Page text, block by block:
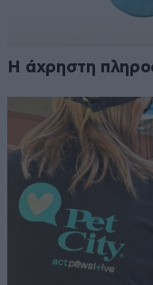
Η άχρηστη